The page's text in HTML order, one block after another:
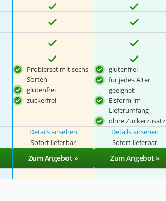
Probierset mit sechs
Sorten
glutenfrei
zuckerfrei
glutenfrei
für jedes Alter
geeignet
Eisform im
Lieferumfang
ohne Zuckerzusatz
Details ansehen Details ansehen
Sofort lieferbar Sofort lieferbar
Zum Angebot » Zum Angebot »